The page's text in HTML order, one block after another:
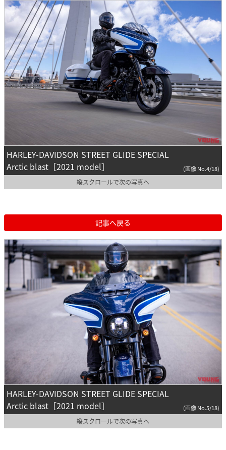
HARLEY-DAVIDSON STREET GLIDE SPECIAL
Arctic blast［2021 model］
(画像 No.4/18)
縦スクロールで次の写真へ
記事へ戻る
HARLEY-DAVIDSON STREET GLIDE SPECIAL
Arctic blast［2021 model］
(画像 No.5/18)
縦スクロールで次の写真へ